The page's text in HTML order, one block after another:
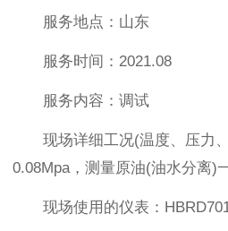
服务地点：山东
服务时间：2021.08
服务内容：调试
现场详细工况(温度、压力
0.08Mpa，测量原油(油水分离)
现场使用的仪表：